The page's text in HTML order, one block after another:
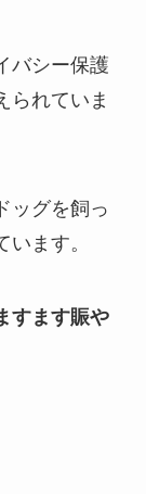
バシー保護
られていま
ッグを飼っ
ます。
すます賑や